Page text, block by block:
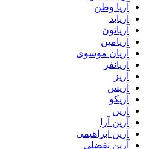
آریا وطن
آریابد
آریاتون
آریامین
آریان موسوی
آریانفر
آریز
آریس
آریکو
آرین
آرین آرا
آرین ابراهیمی
آرین تفضلی